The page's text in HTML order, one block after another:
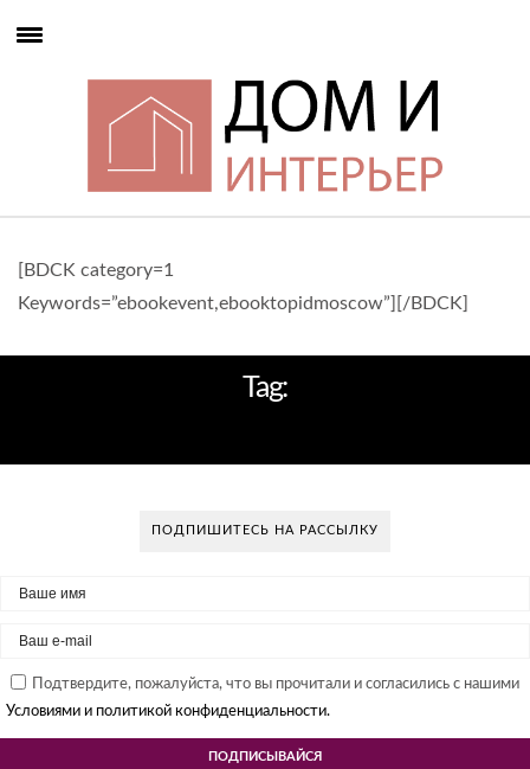
[BDCK category=1
Keywords=”ebookevent,ebooktopidmoscow”][/BDCK]
Tag:
ПОДПИШИТЕСЬ НА РАССЫЛКУ
Подтвердите, пожалуйста, что вы прочитали и согласились с нашими
Условиями и политикой конфиденциальности.